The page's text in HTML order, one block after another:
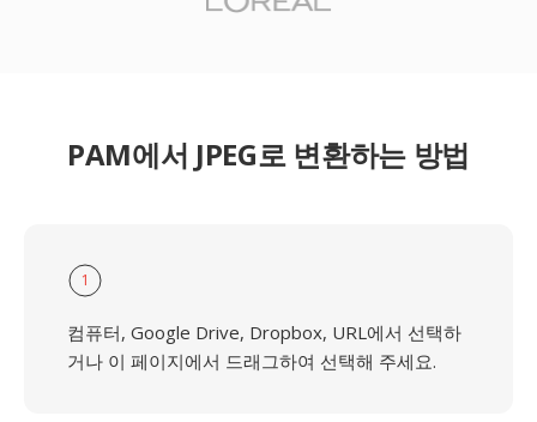
PAM에서 JPEG로 변환하는 방법
1
컴퓨터, Google Drive, Dropbox, URL에서 선택하
거나 이 페이지에서 드래그하여 선택해 주세요.